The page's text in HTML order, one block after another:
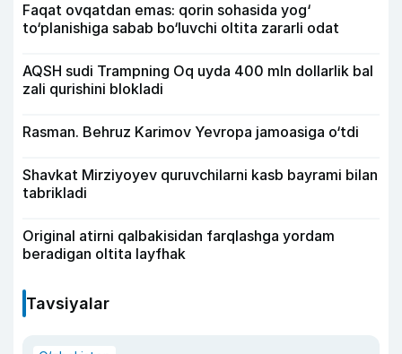
Faqat ovqatdan emas: qorin sohasida yog‘
to‘planishiga sabab bo‘luvchi oltita zararli odat
AQSH sudi Trampning Oq uyda 400 mln dollarlik bal
zali qurishini blokladi
Rasman. Behruz Karimov Yevropa jamoasiga o‘tdi
Shavkat Mirziyoyev quruvchilarni kasb bayrami bilan
tabrikladi
Original atirni qalbakisidan farqlashga yordam
beradigan oltita layfhak
Tavsiyalar